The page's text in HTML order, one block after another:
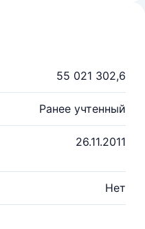
55 021 302,6
Ранее учтенный
26.11.2011
Нет